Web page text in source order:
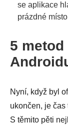
se aplikace
prázdné
5
Nyní, když byl
ukončen, je
S těmito pěti